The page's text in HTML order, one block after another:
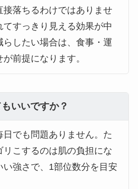
接落ちるわけではありませ
てすっきり見える効果が中
したい場合は、食事・運
前提になります。
いいですか？
でも問題ありません。た
リこするのは肌の負担にな
い強さで、1部位数分を目安